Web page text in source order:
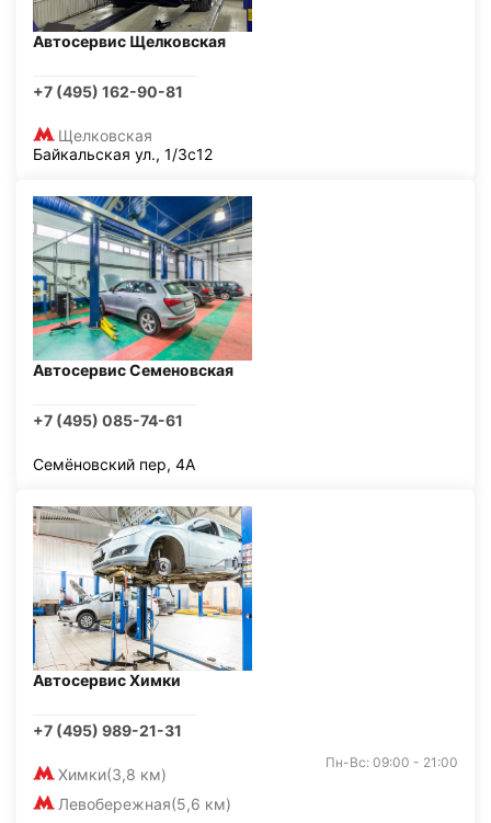
Автосервис Щелковская
+7 (495) 162-90-81
Щелковская
Байкальская ул., 1/3с12
Автосервис Семеновская
+7 (495) 085-74-61
Семёновский пер, 4А
Автосервис Химки
+7 (495) 989-21-31
Химки(3,8 км)
Левобережная(5,6 км)
Пн-Вс: 09:00 - 21:00